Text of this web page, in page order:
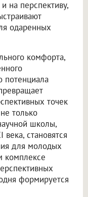
на перспективу,
одаренных
комфорта,
потенциала
точек
только
школы,
становятся
для молодых
комплексе
формируется